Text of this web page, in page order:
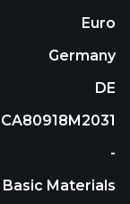
Euro
Germany
DE
CA80918M2031
-
Basic Materials